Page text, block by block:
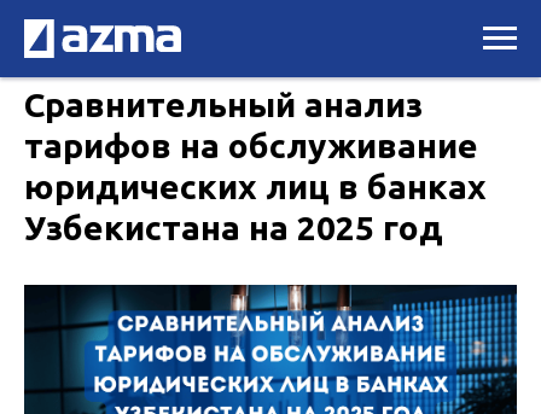
Сравнительный анализ
тарифов на обслуживание
юридических лиц в банках
Узбекистана на 2025 год